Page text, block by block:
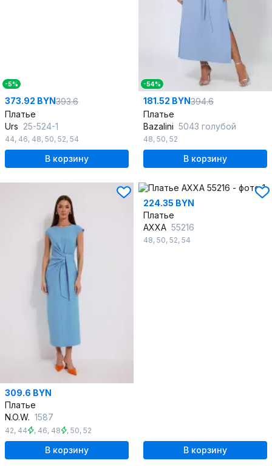
-5%
373.92 BYN393.6
Платье
Urs 25-524-1
44, 46, 48, 50, 52, 54
В корзину
-54%
181.52 BYN394.6
Платье
Bazalini 5043 голубой
48, 50, 52
В корзину
309.6 BYN
Платье
N.O.W. 1587
42, 44 , 46, 48 , 50, 52
В корзину
224.35 BYN
Платье
AXXA 55216
48, 50, 52, 54
В корзину